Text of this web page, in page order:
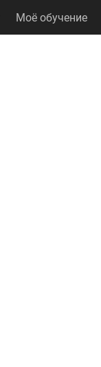
Моё обучение